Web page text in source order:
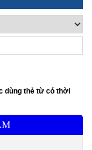
dùng thẻ từ có thời